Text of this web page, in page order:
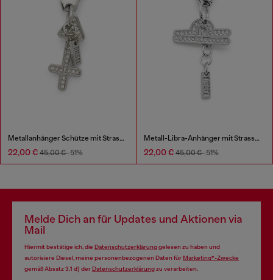
Metallanhänger Schütze mit Strasssteinen
22,00 € 45,00 €-51%
Metall-Libra-Anhänger mit Strasssteinen
22,00 € 45,00 €-51%
Melde Dich an für Updates und Aktionen via
Mail
Hiermit bestätige ich, die Datenschutzerklärunggelesen zu haben und
autorisiere Diesel, meine personenbezogenen Daten fürMarketing*-Zwecke
gemäß Absatz 3.1 d) derDatenschutzerklärungzu verarbeiten.